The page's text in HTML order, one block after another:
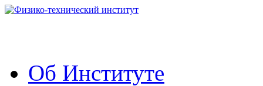
Об Институте